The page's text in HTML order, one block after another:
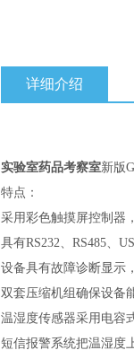
详细介绍
实验室药品考察室新版
特点：
采用彩色触摸屏控制器
具有RS232、RS485、
设备具有故障诊断显示
双套压缩机组确保设备
温湿度传感器采用电容
短信报警系统把温湿度